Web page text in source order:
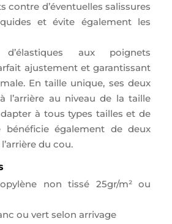
contre d’éventuelles salissures
et évite également les
aux poignets
ajustement et garantissant
En taille unique, ses deux
l’arrière au niveau de la taille
à tous types tailles et de
bénéficie également de deux
du cou.
non tissé 25gr/m² ou
ou vert selon arrivage